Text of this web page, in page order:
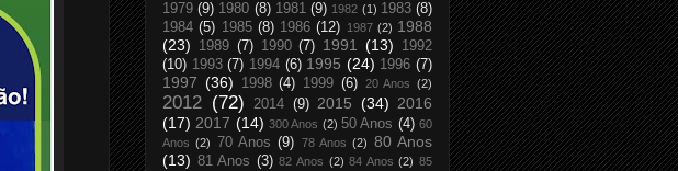
1979 (9) 1980 (8) 1981 (9) 1982 (1) 1983 (8)
1984 (5) 1985 (8) 1986 (12) 1987 (2) 1988
(23)
1989 (7) 1990 (7) 1991 (13)
1992
(10) 1993 (7) 1994 (6) 1995 (24) 1996 (7)
1997 (36) 1998 (4) 1999 (6) 20 Anos (2)
2012 (72) 2014 (9) 2015 (34) 2016
(17) 2017 (14) 300 Anos (2) 50 Anos (4) 60
Anos (2) 70 Anos (9) 78 Anos (2) 80 Anos
(13) 81 Anos (3) 82 Anos (2) 84 Anos (2) 85